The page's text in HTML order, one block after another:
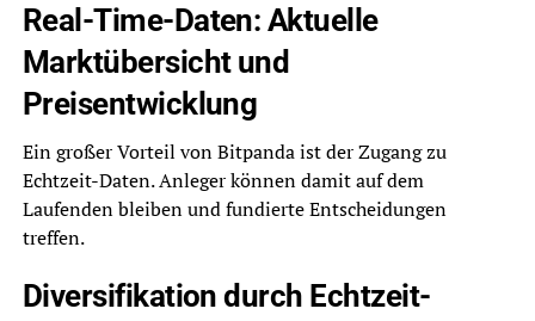
Real-Time-Daten: Aktuelle
Marktübersicht und
Preisentwicklung
Ein großer Vorteil von Bitpanda ist der Zugang zu
Echtzeit-Daten. Anleger können damit auf dem
Laufenden bleiben und fundierte Entscheidungen
treffen.
Diversifikation durch Echtzeit-